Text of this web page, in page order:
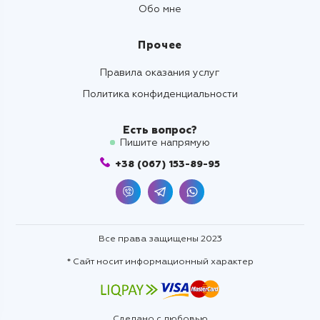
Обо мне
Прочее
Правила оказания услуг
Политика конфиденциальности
Есть вопрос?
Пишите напрямую
+38 (067) 153-89-95
Все права защищены 2023
* Сайт носит информационный характер